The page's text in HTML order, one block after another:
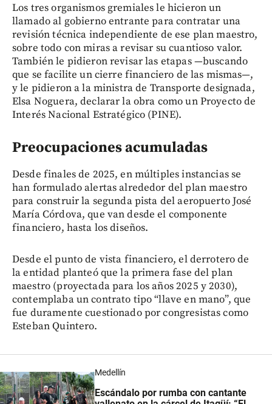
Los tres organismos gremiales le hicieron un
llamado al gobierno entrante para contratar una
revisión técnica independiente de ese plan maestro,
sobre todo con miras a revisar su cuantioso valor.
También le pidieron revisar las etapas —buscando
que se facilite un cierre financiero de las mismas—,
y le pidieron a la ministra de Transporte designada,
Elsa Noguera, declarar la obra como un Proyecto de
Interés Nacional Estratégico (PINE).
Preocupaciones acumuladas
Desde finales de 2025, en múltiples instancias se
han formulado alertas alrededor del plan maestro
para construir la segunda pista del aeropuerto José
María Córdova, que van desde el componente
financiero, hasta los diseños.
Desde el punto de vista financiero, el derrotero de
la entidad planteó que la primera fase del plan
maestro (proyectada para los años 2025 y 2030),
contemplaba un contrato tipo “llave en mano”, que
fue duramente cuestionado por congresistas como
Esteban Quintero.
Medellín
Escándalo por rumba con cantante